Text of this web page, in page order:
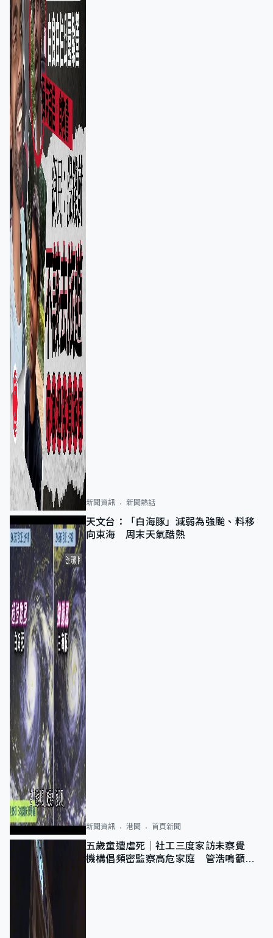
新聞資訊 新聞熱話
天文台：「白海豚」減弱為強颱、料移
向東海 周末天氣酷熱
新聞資訊 港聞 首頁新聞
五歲童遭虐死｜社工三度家訪未察覺
機構倡頻密監察高危家庭 管浩鳴籲加